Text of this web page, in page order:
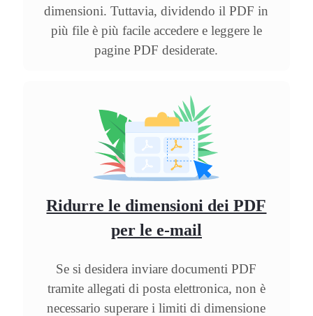
dimensioni. Tuttavia, dividendo il PDF in
più file è più facile accedere e leggere le
pagine PDF desiderate.
Ridurre le dimensioni dei PDF
per le e-mail
Se si desidera inviare documenti PDF
tramite allegati di posta elettronica, non è
necessario superare i limiti di dimensione